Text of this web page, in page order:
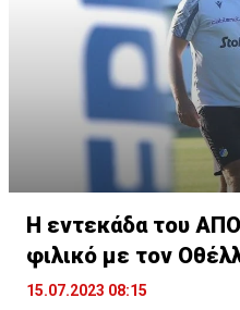
Η εντεκάδα του
φιλικό με τον
15.07.2023 08:15